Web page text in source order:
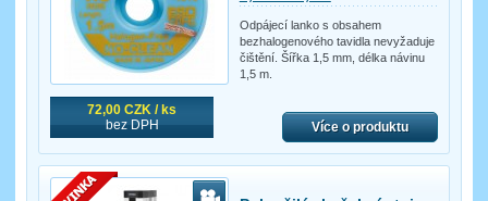
72,00 CZK / ks
bez DPH
Odpájecí lanko s obsahem
bezhalogenového tavidla nevyžaduje
čištění. Šířka 1,5 mm, délka návinu
1,5 m.
Více o produktu